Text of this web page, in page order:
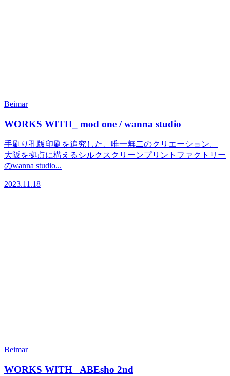
Beimar
WORKS WITH_ mod one / wanna studio
手刷り孔版印刷を追究した、唯一無二のクリエーション。
大阪を拠点に構えるシルクスクリーンプリントファクトリー
のwanna studio...
2023.11.18
Beimar
WORKS WITH_ ABEsho 2nd